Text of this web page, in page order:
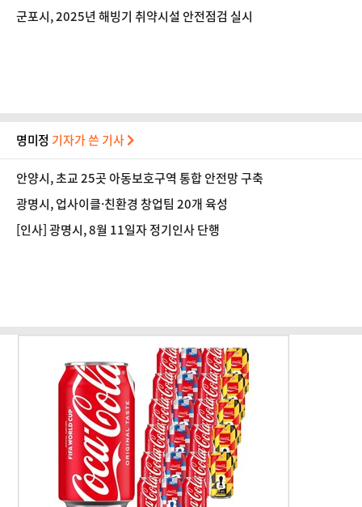
군포시, 2025년 해빙기 취약시설 안전점검 실시
명미정 기자가 쓴 기사
안양시, 초교 25곳 아동보호구역 통합 안전망 구축
광명시, 업사이클·친환경 창업팀 20개 육성
[인사] 광명시, 8월 11일자 정기인사 단행